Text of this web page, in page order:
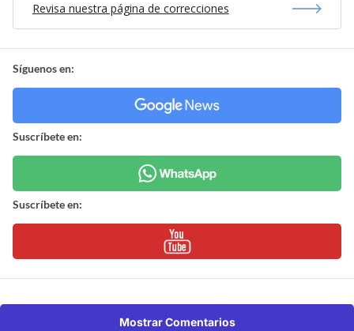
Revisa nuestra página de correcciones
Síguenos en:
Suscríbete en:
Suscríbete en:
Mostrar Comentarios